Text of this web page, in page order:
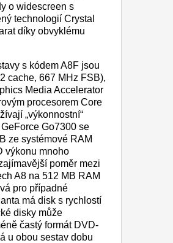
o widescreen s
technologií Crystal
díky obvyklému
s kódem A8F jsou
cache, 667 MHz FSB),
Media Accelerator
procesorem Core
„výkonnostní“
Go7300 se
ze systémové RAM
výkonu mnoho
poměr mezi
A8 na 512 MB RAM
pro případné
má disk s rychlostí
disky může
častý formát DVD-
u obou sestav dobu